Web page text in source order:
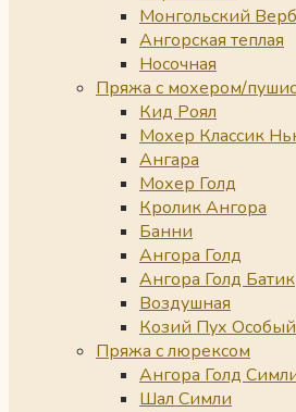
Монгольский
Ангорская теплая
Носочная
Пряжа с мохером/
Кид Роял
Мохер Классик
Ангара
Мохер Голд
Кролик Ангора
Банни
Ангора Голд
Ангора Голд Батик
Воздушная
Козий Пух Особый
Пряжа с люрексом
Ангора Голд
Шал Симли